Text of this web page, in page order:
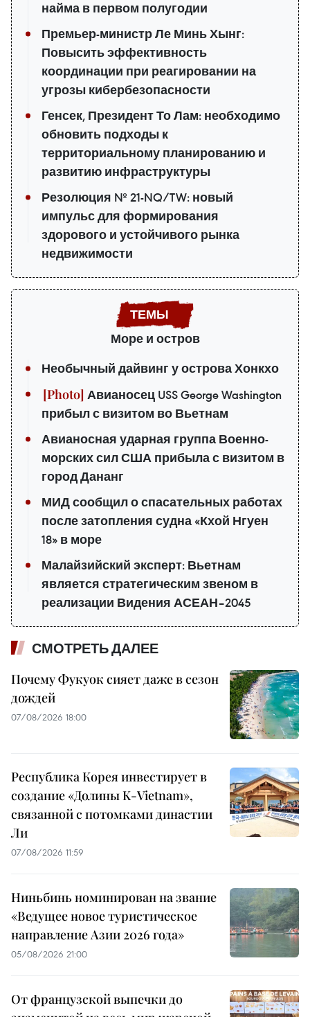
найма в первом полугодии
Премьер-министр Ле Минь Хынг:
Повысить эффективность
координации при реагировании на
угрозы кибербезопасности
Генсек, Президент То Лам: необходимо
обновить подходы к
территориальному планированию и
развитию инфраструктуры
Резолюция № 21-NQ/TW: новый
импульс для формирования
здорового и устойчивого рынка
недвижимости
Море и остров
Необычный дайвинг у острова Хонкхо
Авианосец USS George Washington
прибыл с визитом во Вьетнам
Авианосная ударная группа Военно-
морских сил США прибыла с визитом в
город Дананг
МИД сообщил о спасательных работах
после затопления судна «Кхой Нгуен
18» в море
Малайзийский эксперт: Вьетнам
является стратегическим звеном в
реализации Видения АСЕАН–2045
СМОТРЕТЬ ДАЛЕЕ
Почему Фукуок сияет даже в сезон
дождей
07/08/2026 18:00
Республика Корея инвестирует в
создание «Долины K-Vietnam»,
связанной с потомками династии
Ли
07/08/2026 11:59
Ниньбинь номинирован на звание
«Ведущее новое туристическое
направление Азии 2026 года»
05/08/2026 21:00
От французской выпечки до